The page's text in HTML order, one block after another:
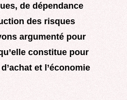
de dépendance
des risques
argumenté pour
constitue pour
et l’économie